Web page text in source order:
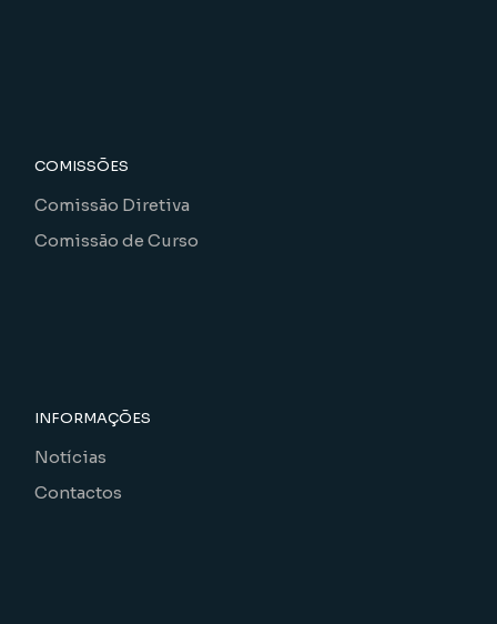
COMISSÕES
Comissão Diretiva
Comissão de Curso
INFORMAÇÕES
Notícias
Contactos